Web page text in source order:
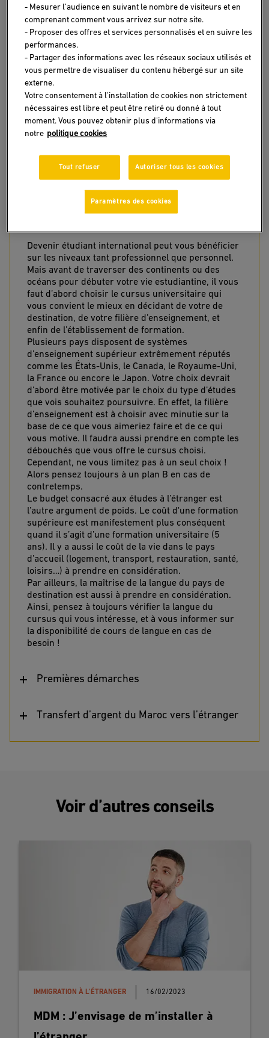
J’y suis enfin. Après des années d’efforts, j’ai obtenu mon
baccalauréat et suis désormais au premier grand tournant
de ma vie. Quel pays et quelle filière choisir ? Comment
faire pour obtenir un visa étudiant ? Quelles sont les
démarches administratives ? Les questions n’arrêtent pas
de s’entasser une fois que l’on devient étudiant. Toutes ces
questions ont une réponse, et vous n’aurez pas à chercher
bien loin pour les trouver ! Afin de vous aider à vous situer
et bien choisir votre cursus, nous vous avons préparé un
de vos interrogations.
Devenir étudiant international peut vous bénéficier
sur les niveaux tant professionnel que personnel.
Mais avant de traverser des continents ou des
océans pour débuter votre vie estudiantine, il vous
faut d’abord choisir le cursus universitaire qui
vous convient le mieux en décidant de votre de
destination, de votre filière d’enseignement, et
enfin de l’établissement de formation.
Plusieurs pays disposent de systèmes
d'enseignement supérieur extrêmement réputés
comme les États-Unis, le Canada, le Royaume-Uni,
la France ou encore le Japon. Votre choix devrait
d’abord être motivée par le choix du type d’études
que vois souhaitez poursuivre. En effet, la filière
d’enseignement est à choisir avec minutie sur la
base de ce que vous aimeriez faire et de ce qui
vous motive. Il faudra aussi prendre en compte les
débouchés que vous offre le cursus choisi.
Cependant, ne vous limitez pas à un seul choix !
Alors pensez toujours à un plan B en cas de
contretemps.
Le budget consacré aux études à l’étranger est
l’autre argument de poids. Le coût d'une formation
supérieure est manifestement plus conséquent
quand il s’agit d’une formation universitaire (5
ans). Il y a aussi le coût de la vie dans le pays
d’accueil (logement, transport, restauration, santé,
loisirs…) à prendre en considération.
Par ailleurs, la maîtrise de la langue du pays de
destination est aussi à prendre en considération.
Ainsi, pensez à toujours vérifier la langue du
cursus qui vous intéresse, et à vous informer sur
la disponibilité de cours de langue en cas de
besoin !
Premières démarches
Transfert d’argent du Maroc vers l’étranger
site officiel
Voir d’autres conseils
IMMIGRATION À L'ÉTRANGER 16/02/2023
MDM : J’envisage de m’installer à
- Mesurer l’audience en suivant le nombre de visiteurs et en
comprenant comment vous arrivez sur notre site.
- Proposer des offres et services personnalisés et en suivre les
performances.
- Partager des informations avec les réseaux sociaux utilisés et
vous permettre de visualiser du contenu hébergé sur un site
externe.
Votre consentement à l'installation de cookies non strictement
nécessaires est libre et peut être retiré ou donné à tout
moment. Vous pouvez obtenir plus d'informations via
notre politique cookies
Tout refuser Autoriser tous les cookies
Paramètres des cookies